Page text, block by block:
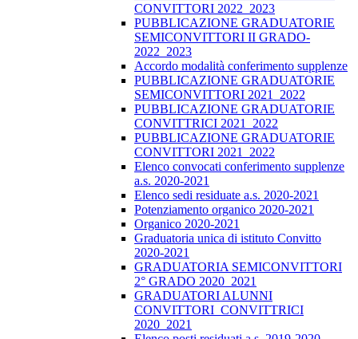
CONVITTORI 2022_2023
PUBBLICAZIONE GRADUATORIE
SEMICONVITTORI II GRADO-
2022_2023
Accordo modalità conferimento supplenze
PUBBLICAZIONE GRADUATORIE
SEMICONVITTORI 2021_2022
PUBBLICAZIONE GRADUATORIE
CONVITTRICI 2021_2022
PUBBLICAZIONE GRADUATORIE
CONVITTORI 2021_2022
Elenco convocati conferimento supplenze
a.s. 2020-2021
Elenco sedi residuate a.s. 2020-2021
Potenziamento organico 2020-2021
Organico 2020-2021
Graduatoria unica di istituto Convitto
2020-2021
GRADUATORIA SEMICONVITTORI
2° GRADO 2020_2021
GRADUATORI ALUNNI
CONVITTORI_CONVITTRICI
2020_2021